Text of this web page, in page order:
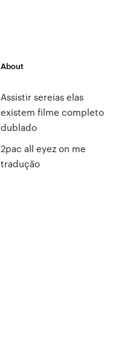
About
Assistir sereias elas
existem filme completo
dublado
2pac all eyez on me
tradução